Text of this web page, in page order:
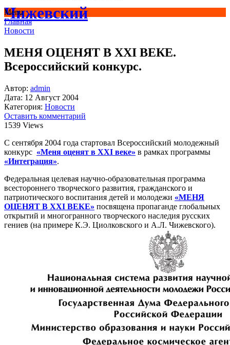
Чижевский
Menu
Главная
Новости
МЕНЯ ОЦЕНЯТ В XXI ВЕКЕ.
Всероссийский конкурс.
Автор: admin
Дата: 12 Август 2004
Категория: Новости
Оставить комментарий
1539 Views
С сентября 2004 года стартовал Всероссийский молодежный
конкурс «Меня оценят в XXI веке» в рамках программы
«Интеграция».
Федеральная целевая научно-образовательная программа
всестороннего творческого развития, гражданского и
патриотического воспитания детей и молодежи «МЕНЯ
ОЦЕНЯТ В ХХI ВЕКЕ» посвящена пропаганде глобальных
открытий и многогранного творческого наследия русских
гениев (на примере К.Э. Циолковского и А.Л. Чижевского).